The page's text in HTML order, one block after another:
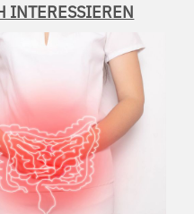
INTERESSIEREN